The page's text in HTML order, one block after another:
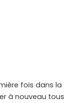
fois dans la
à nouveau tous